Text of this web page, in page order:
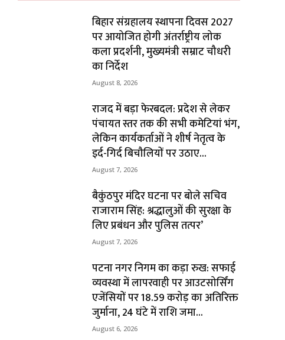
बिहार संग्रहालय स्थापना दिवस 2027
पर आयोजित होगी अंतर्राष्ट्रीय लोक
कला प्रदर्शनी, मुख्यमंत्री सम्राट चौधरी
का निर्देश
August 8, 2026
राजद में बड़ा फेरबदल: प्रदेश से लेकर
पंचायत स्तर तक की सभी कमेटियां भंग,
लेकिन कार्यकर्ताओं ने शीर्ष नेतृत्व के
इर्द-गिर्द बिचौलियों पर उठाए...
August 7, 2026
बैकुंठपुर मंदिर घटना पर बोले सचिव
राजाराम सिंह: श्रद्धालुओं की सुरक्षा के
लिए प्रबंधन और पुलिस तत्पर’
August 7, 2026
पटना नगर निगम का कड़ा रुख: सफाई
व्यवस्था में लापरवाही पर आउटसोर्सिंग
एजेंसियों पर ₹18.59 करोड़ का अतिरिक्त
जुर्माना, 24 घंटे में राशि जमा...
August 6, 2026